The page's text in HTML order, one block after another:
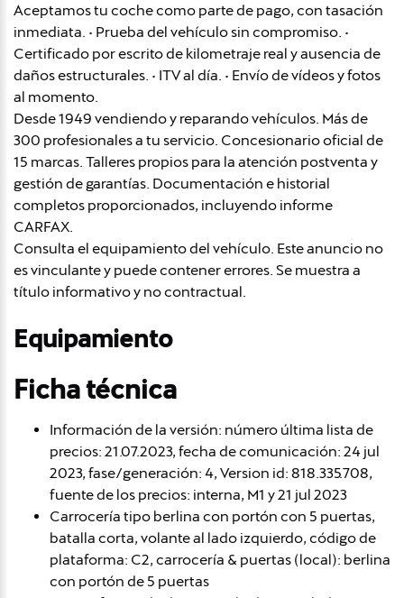
Aceptamos tu coche como parte de pago, con tasación
inmediata. • Prueba del vehículo sin compromiso. •
Certificado por escrito de kilometraje real y ausencia de
daños estructurales. • ITV al día. • Envío de vídeos y fotos
al momento.
Desde 1949 vendiendo y reparando vehículos. Más de
300 profesionales a tu servicio. Concesionario oficial de
15 marcas. Talleres propios para la atención postventa y
gestión de garantías. Documentación e historial
completos proporcionados, incluyendo informe
CARFAX.
Consulta el equipamiento del vehículo. Este anuncio no
es vinculante y puede contener errores. Se muestra a
título informativo y no contractual.
Equipamiento
Ficha técnica
Información de la versión: número última lista de
precios: 21.07.2023, fecha de comunicación: 24 jul
2023, fase/generación: 4, Version id: 818.335.708,
fuente de los precios: interna, M1 y 21 jul 2023
Carrocería tipo berlina con portón con 5 puertas,
batalla corta, volante al lado izquierdo, código de
plataforma: C2, carrocería & puertas (local): berlina
con portón de 5 puertas